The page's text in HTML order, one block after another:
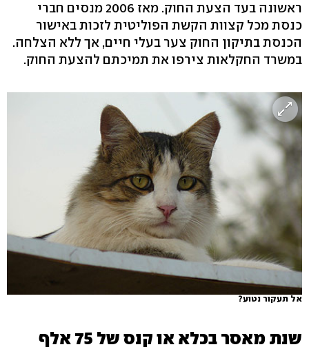
ראשונה בעד הצעת החוק. מאז 2006 מנסים חברי
כנסת מכל קצוות הקשת הפוליטית לזכות באישור
הכנסת בתיקון החוק צער בעלי חיים, אך ללא הצלחה.
במשרד החקלאות צירפו את תמיכתם להצעת החוק.
אל תעקור נטוע?
שנת מאסר בכלא או קנס של 75 אלף